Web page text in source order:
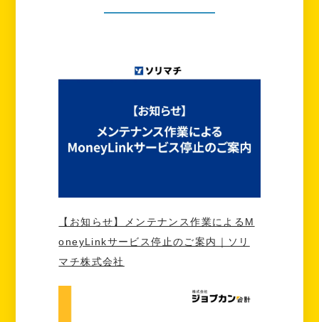
【お知らせ】メンテナンス作業によるM
oneyLinkサービス停止のご案内｜ソリ
マチ株式会社